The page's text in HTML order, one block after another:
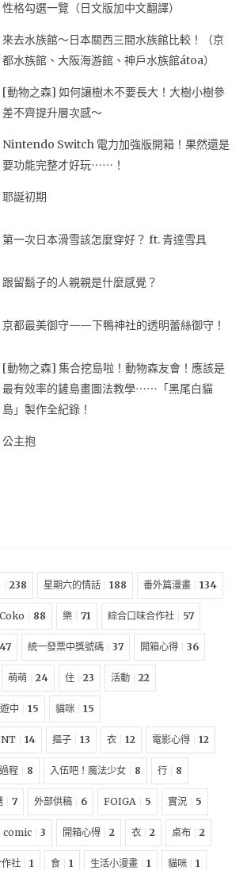
性格勾選一覽（日文版加中文翻譯）
來去水族館～日本關西三間水族館比較！（京
都水族館、大阪海游館、神戶水族館átoa）
[動物之森] 如何讓樹木不要長大！大樹小樹參
差不齊提升層次感～
Nintendo Switch 電力加強版開箱！果然還是
要功能完整才好玩⋯⋯！
耶誕初期
第一次日本滑雪該怎麼穿好？ ft. 青達雪具
跟留鬍子的人親親是什麼感覺？
京都最美御守——下鴨神社的透明蕾絲御守！
[動物之森] 集合挖島啦！動物森友會！應該是
最有效率的鏟島畫圖法教學⋯⋯「黑尾白貓
島」製作全紀錄！
公主抱
238 星期六的情話 188 番外篇漫畫 134
Coko 88 樂 71 綜合口味合作社 57
47 統一發票中獎號碼 37 開箱心得 36
萌萌 24 住 23 活動 22
中 15 貓咪 15
14 摳子 13 衣 12 電影心得 12
程 8 入伍吧！魔法少女 8 行 8
7 外部供稿 6 FOIGA 5 實況 5
comic 3 開箱心得 2 衣 2 桌布 2
社 1 食 1 生活小漫畫 1 貓咪 1